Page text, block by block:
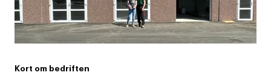
Kort om bedriften